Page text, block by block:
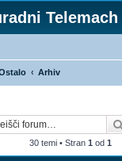
Arhiv
30 temi • Stran 1 od 1